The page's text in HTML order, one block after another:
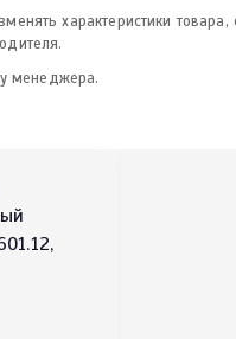
характеристики
менеджера.